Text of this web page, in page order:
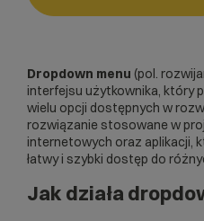
Dropdown menu (pol.
interfejsu użytkownika, który
wielu opcji dostępnych w
rozwiązanie stosowane w
internetowych oraz aplikacji,
łatwy i szybki dostęp do
Jak działa